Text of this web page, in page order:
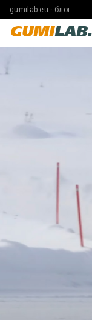
gumilab.eu · блог
GUMI